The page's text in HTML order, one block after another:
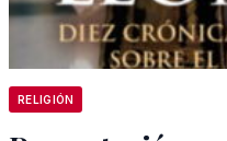
RELIGIÓN